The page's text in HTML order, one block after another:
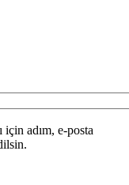
için adım, e-posta